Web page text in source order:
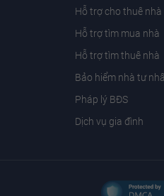
Hỗ trợ cho thuê nhà
Hỗ trợ tìm mua nhà
Hỗ trợ tìm thuê nhà
Bảo hiểm nhà tư
Pháp lý BĐS
Dịch vụ gia đình